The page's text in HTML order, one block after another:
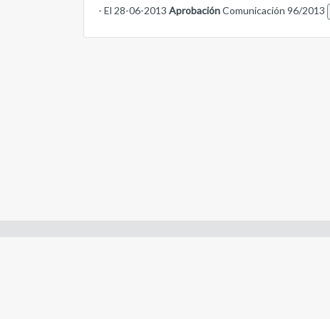
- El 28-06-2013 AprobaciónComunicación 96/2013